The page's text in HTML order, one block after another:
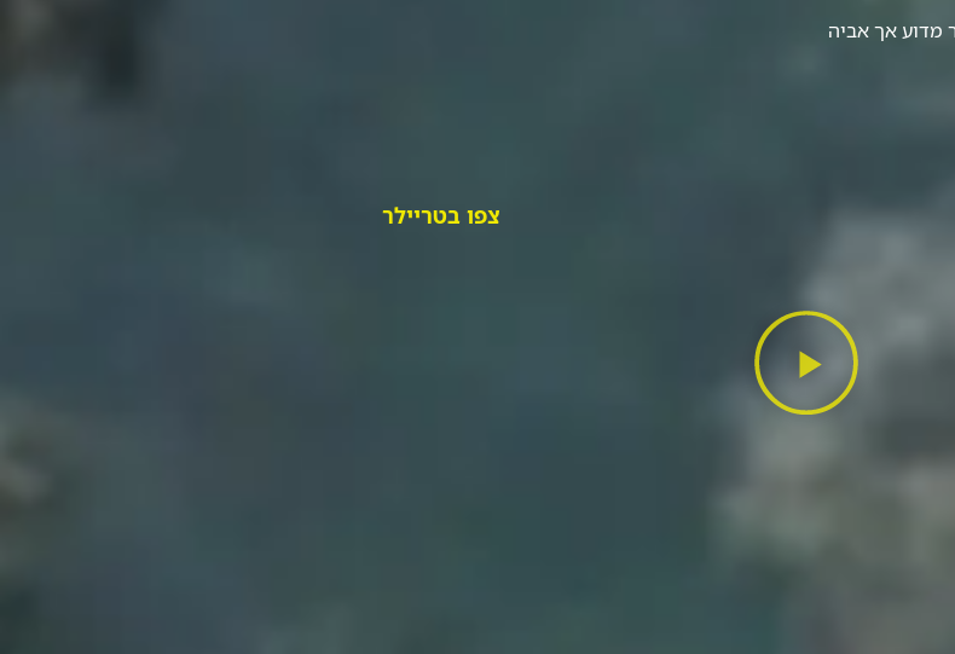
מדוע אך אביה
צפו בטריילר